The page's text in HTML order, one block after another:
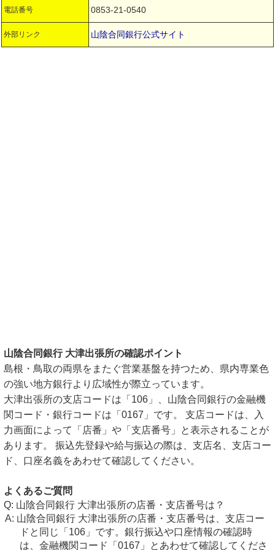
電話番号 0853-21-0540
外部リンク 山陰合同銀行公式サイト
山陰合同銀行 大津出張所の確認ポイント
島根・鳥取の両県をまたぐ営業基盤を持つため、県内専業色
の強い地方銀行より広域性が際立っています。
大津出張所の支店コードは「106」、山陰合同銀行の金融機
関コード・銀行コードは「0167」です。 支店コードは、入
力画面によって「店番」や「支店番号」と表示されることが
あります。 振込先登録や給与振込の際は、支店名、支店コー
ド、口座名義をあわせて確認してください。
よくあるご質問
山陰合同銀行 大津出張所の店番・支店番号は？
山陰合同銀行 大津出張所の店番・支店番号は、支店コー
ドと同じ「106」です。銀行振込や口座情報の確認時
は、金融機関コード「0167」とあわせて確認してくださ